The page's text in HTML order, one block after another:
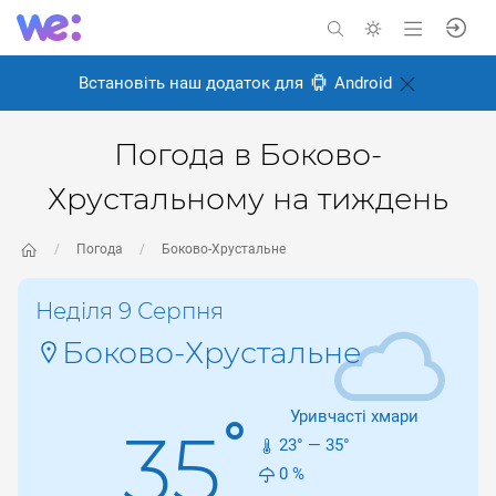
Встановіть наш додаток для Android
Погода в Боково-
Хрустальному на тиждень
Погода Боково-Хрустальне
Неділя 9 Серпня
Боково-Хрустальне
35°
Уривчасті хмари
23° — 35°
0 %